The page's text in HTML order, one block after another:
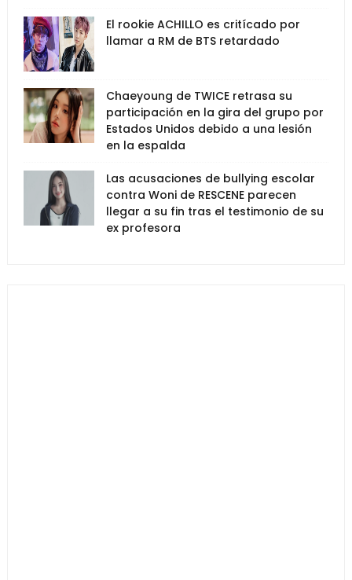
El rookie ACHILLO es critícado por
llamar a RM de BTS retardado
Chaeyoung de TWICE retrasa su
participación en la gira del grupo por
Estados Unidos debido a una lesión
en la espalda
Las acusaciones de bullying escolar
contra Woni de RESCENE parecen
llegar a su fin tras el testimonio de su
ex profesora